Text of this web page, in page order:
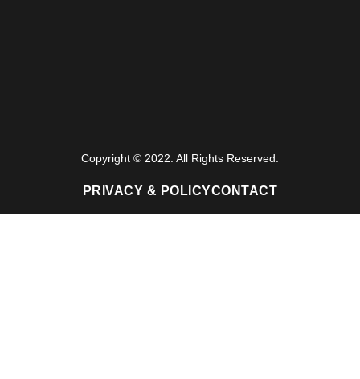
Copyright © 2022. All Rights Reserved.
PRIVACY & POLICYCONTACT